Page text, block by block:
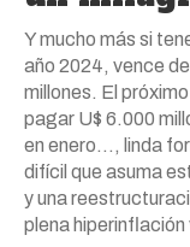
Y mucho más si
año 2024, vence
millones. El
pagar U$ 6.000
en enero…, linda
difícil que asuma
y una
plena